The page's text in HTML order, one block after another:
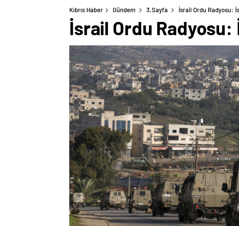
Kıbrıs Haber Gündem 3.Sayfa İsrail Ordu Radyosu:
İsrail Ordu